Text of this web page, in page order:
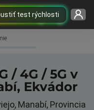
test rýchlosti
/ 4G / 5G v
Ekvádor
Manabí, Provincia